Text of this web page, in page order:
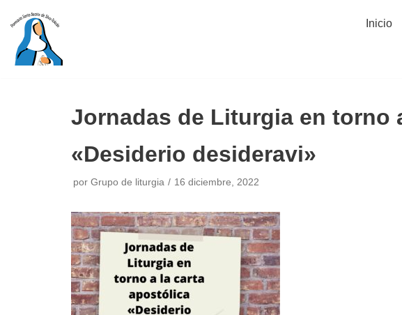
Saltar
contenido
Inicio
Jornadas de Liturgia en torno
«Desiderio desideravi»
por Grupo de liturgia 16 diciembre, 2022